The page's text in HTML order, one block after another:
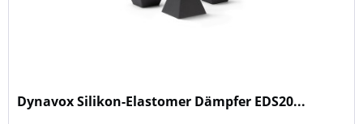
Dynavox Silikon-Elastomer Dämpfer EDS20...